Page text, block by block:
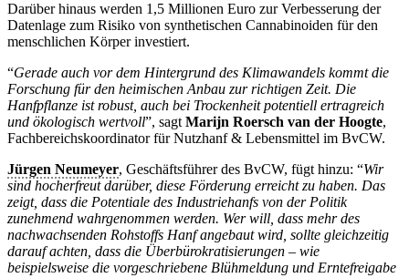
Darüber hinaus werden 1,5 Millionen Euro zur Verbesserung der
Datenlage zum Risiko von synthetischen Cannabinoiden für den
menschlichen Körper investiert.
“Gerade auch vor dem Hintergrund des Klimawandels kommt die
Forschung für den heimischen Anbau zur richtigen Zeit. Die
Hanfpflanze ist robust, auch bei Trockenheit potentiell ertragreich
und ökologisch wertvoll”, sagt Marijn Roersch van der Hoogte,
Fachbereichskoordinator für Nutzhanf & Lebensmittel im BvCW.
Jürgen Neumeyer, Geschäftsführer des BvCW, fügt hinzu: “Wir
sind hocherfreut darüber, diese Förderung erreicht zu haben. Das
zeigt, dass die Potentiale des Industriehanfs von der Politik
zunehmend wahrgenommen werden. Wer will, dass mehr des
nachwachsenden Rohstoffs Hanf angebaut wird, sollte gleichzeitig
darauf achten, dass die Überbürokratisierungen – wie
beispielsweise die vorgeschriebene Blühmeldung und Erntefreigabe